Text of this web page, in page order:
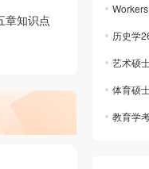
章知识点
历史学
艺术硕
体育硕
教育学